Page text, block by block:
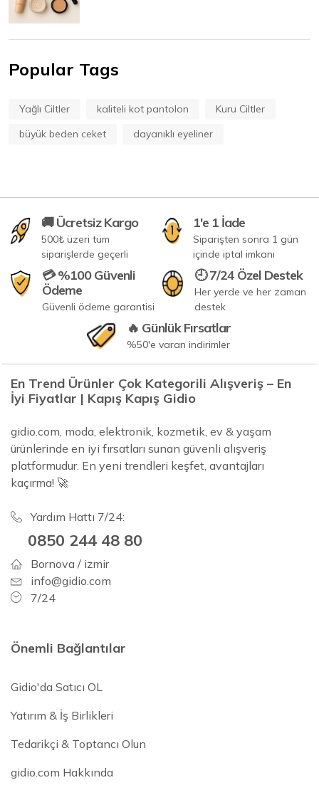
Popular Tags
Yağlı Ciltler kaliteli kot pantolon
Kuru Ciltler
büyük beden ceket
dayanıklı eyeliner
🚚 Ücretsiz Kargo
500₺ üzeri tüm
siparişlerde geçerli
1'e 1 İade
Siparişten sonra 1 gün
içinde iptal imkanı
💳 %100 Güvenli
Ödeme
Güvenli ödeme garantisi
🕘 7/24 Özel Destek
Her yerde ve her zaman
destek
🔥 Günlük Fırsatlar
%50'e varan indirimler
En Trend Ürünler Çok Kategorili Alışveriş – En
İyi Fiyatlar | Kapış Kapış Gidio
gidio.com, moda, elektronik, kozmetik, ev & yaşam
ürünlerinde en iyi fırsatları sunan güvenli alışveriş
platformudur. En yeni trendleri keşfet, avantajları
kaçırma! 🚀
Yardım Hattı 7/24:
0850 244 48 80
Bornova / izmir
info@gidio.com
7/24
Önemli Bağlantılar
Gidio'da Satıcı OL
Yatırım & İş Birlikleri
Tedarikçi & Toptancı Olun
gidio.com Hakkında